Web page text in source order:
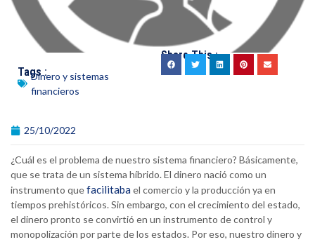
Tags :Dinero y sistemas
financieros
Share This :
25/10/2022
¿Cuál es el problema de nuestro sistema financiero? Básicamente,
que se trata de un sistema híbrido. El dinero nació como un
instrumento quefacilitaba el comercio y la producción ya en
tiempos prehistóricos. Sin embargo, con el crecimiento del estado,
el dinero pronto se convirtió en un instrumento de control y
monopolización por parte de los estados. Por eso, nuestro dinero y